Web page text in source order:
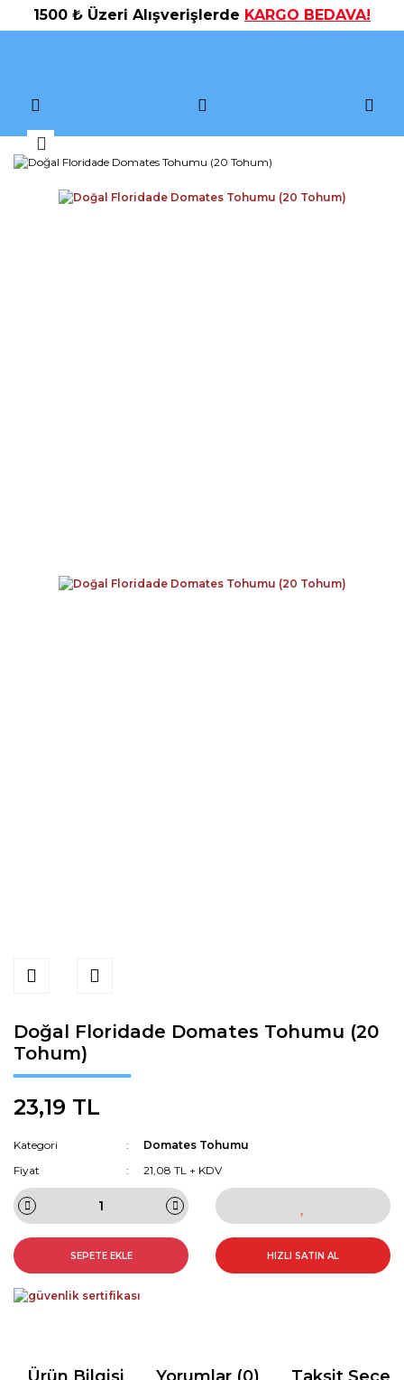
1500 ₺ Üzeri Alışverişlerde KARGO BEDAVA!
Doğal Floridade Domates Tohumu (20
Tohum)
23,19 TL
Kategori
Domates Tohumu
Fiyat
21,08 TL + KDV
SEPETE EKLE HIZLI SATIN AL